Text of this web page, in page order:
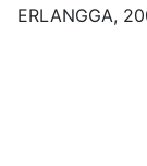
ERLANGGA,